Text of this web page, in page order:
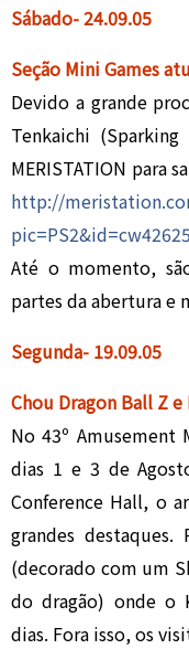
Sábado- 24.09.05
Seção Mini Games
Devido a grande
Tenkaichi
MERISTATION para
http://
Até o momento,
partes da abertura e
Segunda- 19.09.05
Chou Dragon Ball Z e
No 43º Amusement
dias 1 e 3 de
Conference Hall, o
grandes
(decorado com um
do dragão) onde o
dias. Fora isso, os